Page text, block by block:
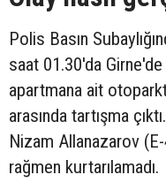
Polis Basın
saat 01.30'da
apartmana ait
arasında tartışma
Nizam Allanazarov
rağmen kurtarılamadı.